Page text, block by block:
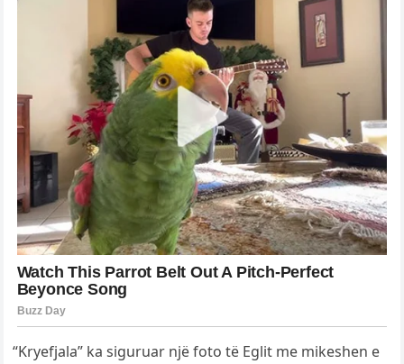
“Kryefjala” ka siguruar një foto të Eglit me mikeshen e